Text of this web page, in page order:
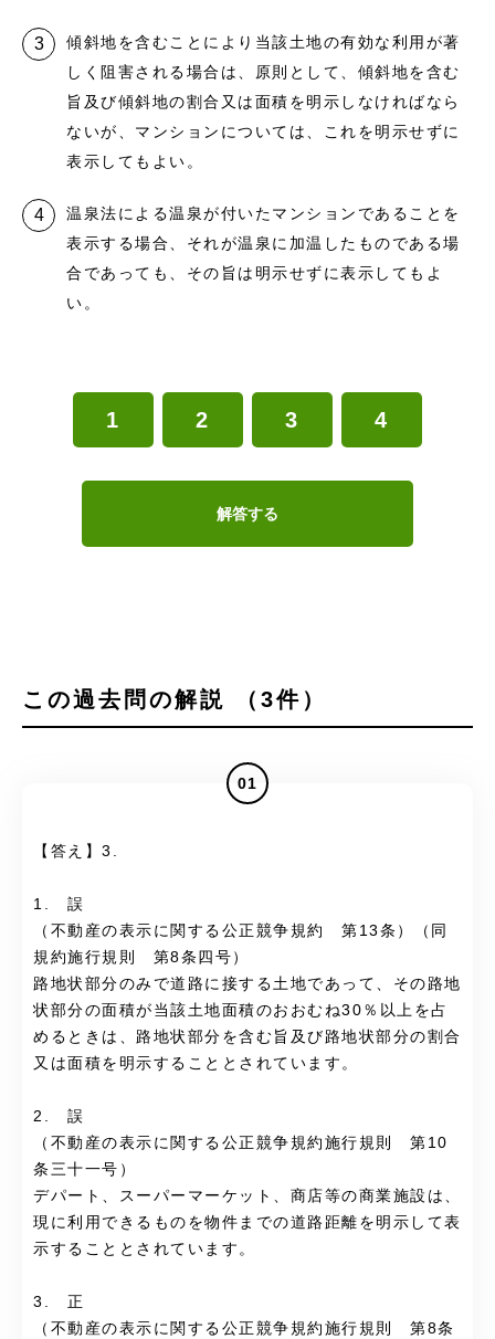
傾斜地を含むことにより当該土地の有効な利用が著
しく阻害される場合は、原則として、傾斜地を含む
旨及び傾斜地の割合又は面積を明示しなければなら
ないが、マンションについては、これを明示せずに
表示してもよい。
温泉法による温泉が付いたマンションであることを
表示する場合、それが温泉に加温したものである場
合であっても、その旨は明示せずに表示してもよ
い。
1 2 3 4
解答する
この過去問の解説 （3件）
01
【答え】3.
1. 誤
（不動産の表示に関する公正競争規約 第13条）（同
規約施行規則 第8条四号）
路地状部分のみで道路に接する土地であって、その路地
状部分の面積が当該土地面積のおおむね30％以上を占
めるときは、路地状部分を含む旨及び路地状部分の割合
又は面積を明示することとされています。
2. 誤
（不動産の表示に関する公正競争規約施行規則 第10
条三十一号）
デパート、スーパーマーケット、商店等の商業施設は、
現に利用できるものを物件までの道路距離を明示して表
示することとされています。
3. 正
（不動産の表示に関する公正競争規約施行規則 第8条